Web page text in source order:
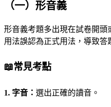
（一）形音義
形音義考題多出現在試卷開
用法誤認為正式用法，導致答
📖常見考點
1. 字音： 選出正確的讀音。